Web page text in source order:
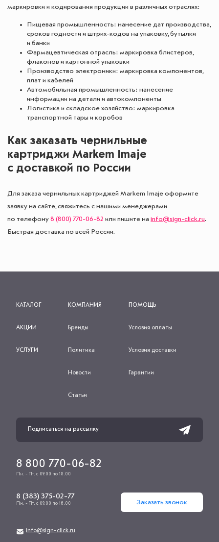
маркировки и кодирования продукции в различных отраслях:
Пищевая промышленность: нанесение дат производства,
сроков годности и штрих-кодов на упаковку, бутылки
и банки
Фармацевтическая отрасль: маркировка блистеров,
флаконов и картонной упаковки
Производство электроники: маркировка компонентов,
плат и кабелей
Автомобильная промышленность: нанесение
информации на детали и автокомпоненты
Логистика и складское хозяйство: маркировка
транспортной тары и коробов
Как заказать чернильные
картриджи Markem Imaje
с доставкой по России
Для заказа чернильных картриджей Markem Imaje оформите
заявку на сайте, свяжитесь с нашими менеджерами
по телефону 8 (800) 770-06-82 или пишите на info@sign-click.ru.
Быстрая доставка по всей России.
КАТАЛОГ
АКЦИИ
УСЛУГИ
КОМПАНИЯ
Бренды
Политика
Новости
Статьи
ПОМОЩЬ
Условия оплаты
Условия доставки
Гарантии
8 800 770-06-82
Пн. - Пт. с 09.00 по 18.00
8 (383) 375-02-77
Пн. - Пт. с 09.00 по 18.00 Заказать звонок
info@sign-click.ru